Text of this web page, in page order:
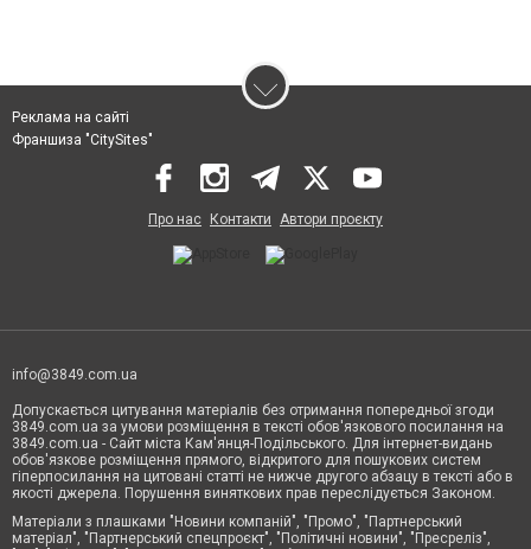
Реклама на сайті
Франшиза "CitySites"
Про нас Контакти Автори проєкту
info@3849.com.ua
Допускається цитування матеріалів без отримання попередньої згоди
3849.com.ua за умови розміщення в тексті обов'язкового посилання на
3849.com.ua - Сайт міста Кам'янця-Подільського. Для інтернет-видань
обов'язкове розміщення прямого, відкритого для пошукових систем
гіперпосилання на цитовані статті не нижче другого абзацу в тексті або в
якості джерела. Порушення виняткових прав переслідується Законом.
Матеріали з плашками "Новини компаній", "Промо", "Партнерський
матеріал", "Партнерський спецпроєкт", "Політичні новини", "Пресреліз",